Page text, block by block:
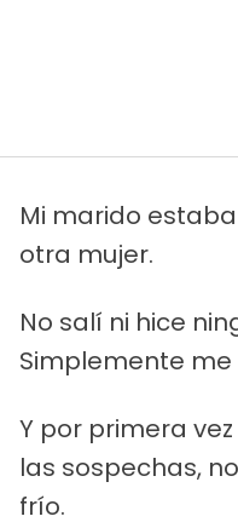
Mi marido
otra mujer.
No salí ni hice
Simplemente
Y por primera
las sospechas,
frío.